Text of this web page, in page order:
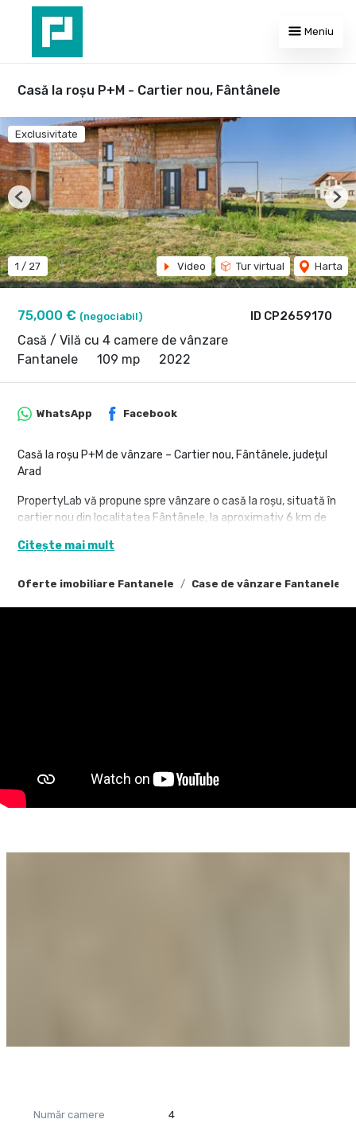
Meniu
Casă la roșu P+M - Cartier nou, Fântânele
ID CP2659170
75,000 € (negociabil)
Casă / Vilă cu 4 camere de vânzare
Fantanele
109 mp 2022
Exclusivitate
1 / 27 Video Tur virtual Harta
Previous
Oferte imobiliare Fantanele Case de vânzare Fantanele
WhatsApp Facebook
Casă la roșu P+M de vânzare – Cartier nou, Fântânele, județul
Arad
PropertyLab vă propune spre vânzare o casă la roșu, situată în
cartier nou din localitatea Fântânele, la aproximativ 6 km de
Suprafață construită: 136 mp
Parter: living spațios cu ieșire în curte, bucătărie, baie, spațiu
tehnic
Mansardă: 3 dormitoare, baie, hol
CP2659170
Citește mai mult
Număr camere 4